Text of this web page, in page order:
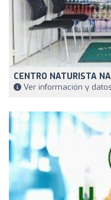
CENTRO NATURISTA
Ver información y